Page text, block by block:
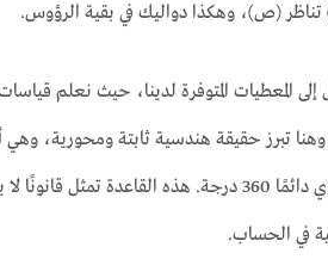
تناظر (ص)، وهكذا دواليك في بقية الرؤوس.
و 55°. وهنا تبرز حقيقة هندسية ثابتة
محدب يساوي دائمًا 360 درجة. هذه القاعدة
في الحساب.